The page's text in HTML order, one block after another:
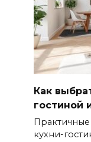
Как
гостиной
кухни-